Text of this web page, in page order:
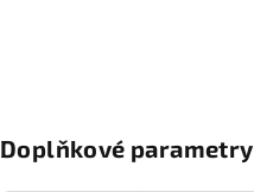
Doplňkové parametry